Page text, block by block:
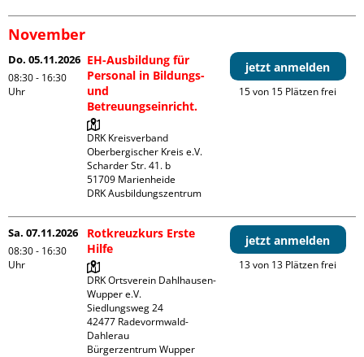
November
Do. 05.11.2026
08:30 - 16:30
Uhr
EH-Ausbildung für
Personal in Bildungs-
und
Betreuungseinricht.
DRK Kreisverband
Oberbergischer Kreis e.V.
Scharder Str. 41. b
51709 Marienheide
DRK Ausbildungszentrum
jetzt anmelden
15 von 15 Plätzen frei
Sa. 07.11.2026
08:30 - 16:30
Uhr
Rotkreuzkurs Erste
Hilfe
DRK Ortsverein Dahlhausen-
Wupper e.V.
Siedlungsweg 24
42477 Radevormwald-
Dahlerau
Bürgerzentrum Wupper
jetzt anmelden
13 von 13 Plätzen frei